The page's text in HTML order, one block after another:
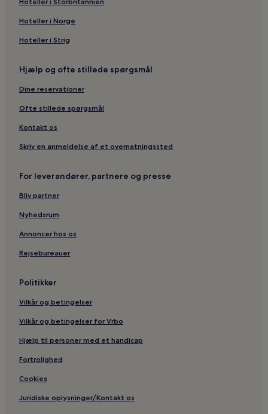
Hoteller i Aomori
Lgbtqia-Venlige hoteller i Aomori
Hoteller i Norge
Hoteller i Strig
Hjælp og ofte stillede spørgsmål
Dine reservationer
Ofte stillede spørgsmål
Kontakt os
Skriv en anmeldelse af et overnatningssted
For leverandører, partnere og presse
Bliv partner
Nyhedsrum
Annoncer hos os
Rejsebureauer
Politikker
Vilkår og betingelser
Vilkår og betingelser for Vrbo
Hjælp til personer med et handicap
Fortrolighed
Cookies
Juridiske oplysninger/Kontakt os